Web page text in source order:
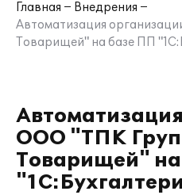
Главная
Внедрения
Автоматизация
Товарищей" на базе ПП
ООО "ТПК
Товарищей"